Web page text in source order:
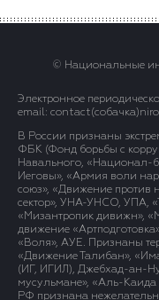
© Национальные
Электронное
email:
В России признаны
ФБК (Фонд борьбы с
Навального, «Национал-
Иеговы», «Армия воли
союз», «Движение против
сектор», УНА-УНСО, УПА,
«Мизантропик дивижн»,
движение
«Воля», АУЕ. Признаны
«Движение Талибан»,
(ИГ, ИГИЛ), Джебхад-ан-
мусульмане», «Аль-Каида
РФ признана